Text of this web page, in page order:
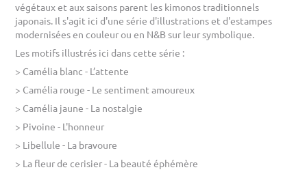
végétaux et aux saisons parent les kimonos traditionnels
japonais. Il s'agit ici d'une série d'illustrations et d'estampes
modernisées en couleur ou en N&B sur leur symbolique.
Les motifs illustrés ici dans cette série :
> Camélia blanc - L’attente
> Camélia rouge - Le sentiment amoureux
> Camélia jaune - La nostalgie
> Pivoine - L'honneur
> Libellule - La bravoure
> La fleur de cerisier - La beauté éphémère